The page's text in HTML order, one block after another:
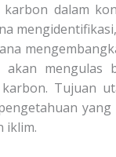
dalam
mengulas
Tujuan
iklim.